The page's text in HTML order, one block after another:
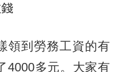
到勞務工資的有
4000多元。大家有